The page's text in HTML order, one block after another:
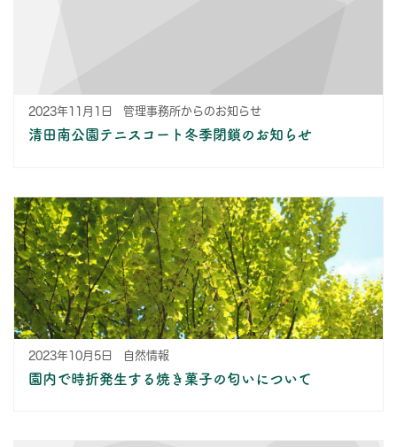
2023年11月1日 管理事務所からのお知らせ
清田南公園テニスコート冬季閉鎖のお知らせ
2023年10月5日 自然情報
園内で時折発生する焼き菓子の匂いについて